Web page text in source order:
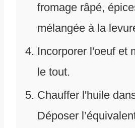
fromage râpé,
mélangée à la
Incorporer l'oeuf et
le tout.
Chauffer l'huile
Déposer